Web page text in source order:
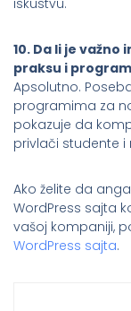
10. Da li je
praksu i
Apsolutno.
programima za
pokazuje da
privlači studente
Ako želite da
WordPress sajta
vašoj kompaniji,
WordPress sajta.